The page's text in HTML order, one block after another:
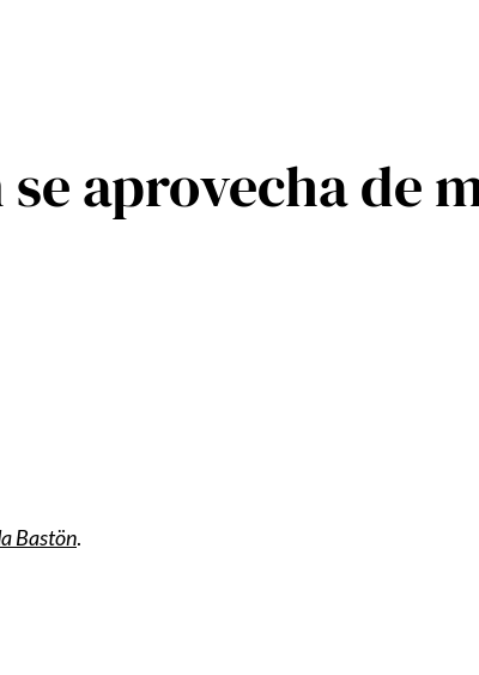
aprovecha de
Bastön.